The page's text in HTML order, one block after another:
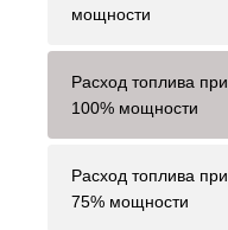
мощности
Расход топлива при
100% мощности
Расход топлива при
75% мощности